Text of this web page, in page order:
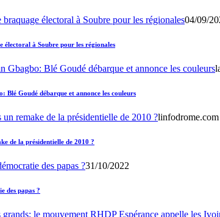
04/09/
électoral à Soubre pour les régionales
Blé Goudé débarque et annonce les couleurs
de la présidentielle de 2010 ?
31/10/2022
des papas ?